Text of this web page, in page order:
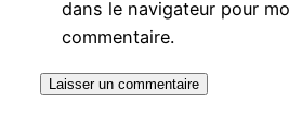
dans le navigateur pour
commentaire.